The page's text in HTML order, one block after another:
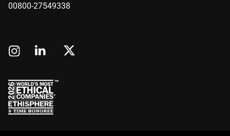
00800-27549338